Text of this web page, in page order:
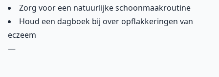
Zorg voor een natuurlijke schoonmaakroutine
Houd een dagboek bij over opflakkeringen van
eczeem
—